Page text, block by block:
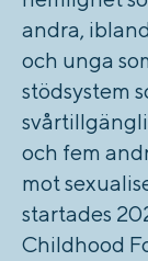
andra,
och unga
stödsystem
och fem
mot
startades
Childhood